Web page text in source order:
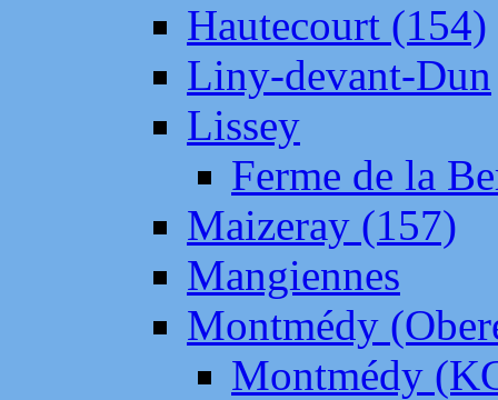
Hautecourt (154)
Liny-devant-Dun
Lissey
Ferme de la
Maizeray (157)
Mangiennes
Montmédy
Montmédy